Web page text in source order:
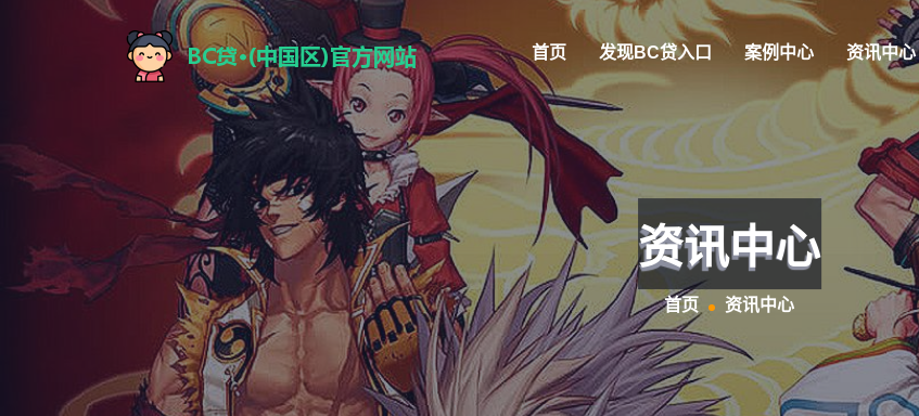
首页 发现BC贷入口 案例中心 资讯中心
资讯中心
首页 资讯中心